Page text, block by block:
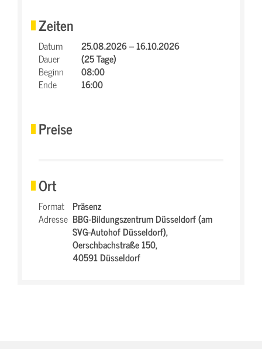
Zeiten
Datum
25.08.2026 – 16.10.2026
Dauer
(25 Tage)
Beginn
08:00
Ende
16:00
Preise
Ort
Format Präsenz
Adresse BBG-Bildungszentrum Düsseldorf (am
SVG-Autohof Düsseldorf),
Oerschbachstraße 150,
40591 Düsseldorf